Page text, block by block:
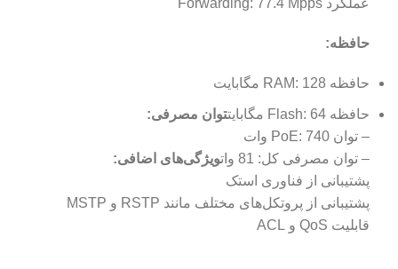
عملکرد Forwarding: 77.4 Mpps
حافظه:
حافظه RAM: 128 مگابایت
حافظه Flash: 64 مگابایت
توان مصرفی:
– توان PoE: 740 وات
– توان مصرفی کل: 81 وات
ویژگی‌های اضافی:
پشتیبانی از فناوری استک
پشتیبانی از پروتکل‌های مختلف مانند RSTP و MSTP
قابلیت QoS و ACL